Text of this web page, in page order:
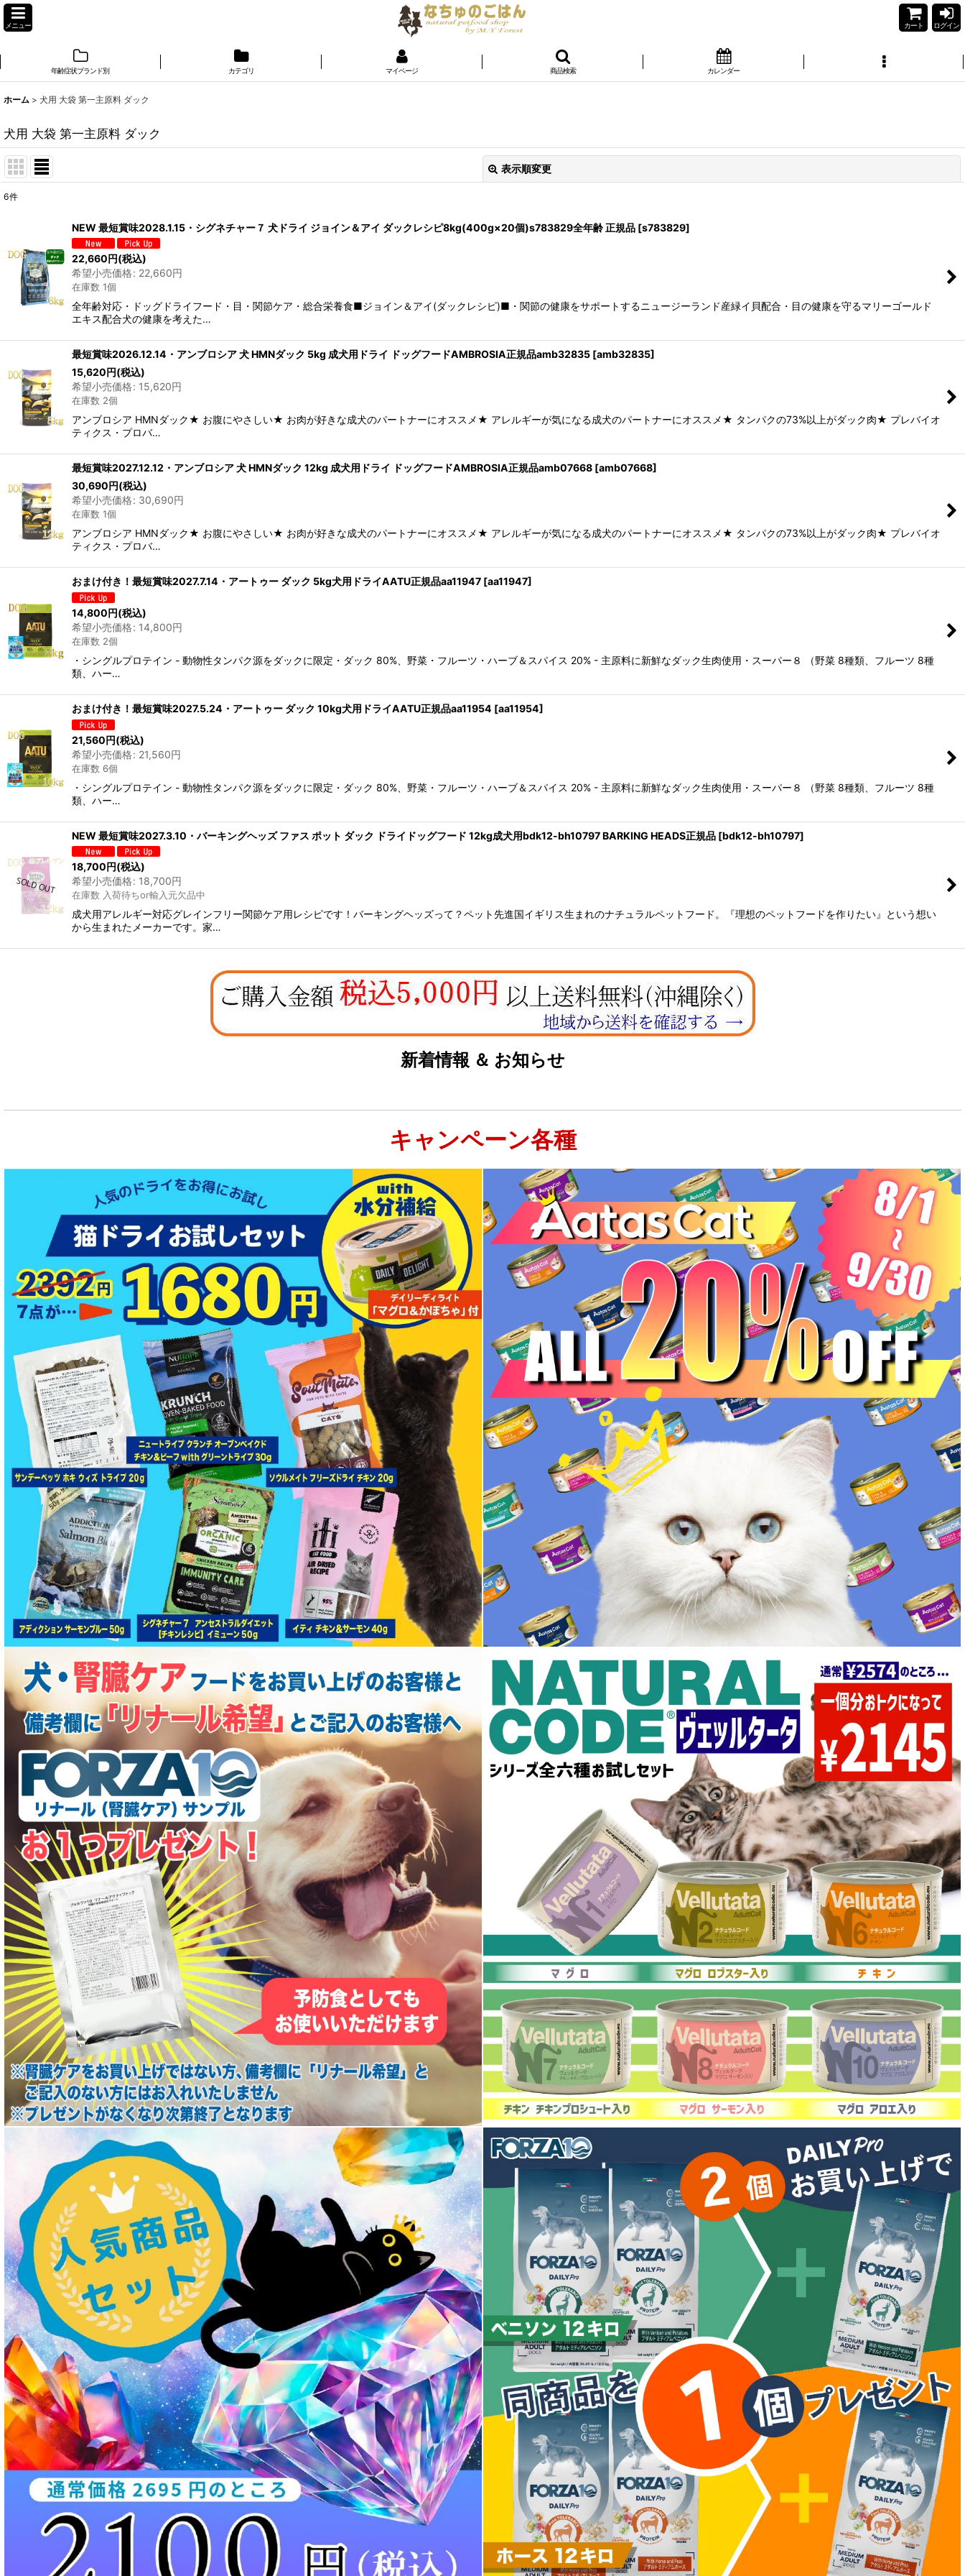
メニュー カート ログイン
年齢症状ブランド別 カテゴリ マイページ 商品検索 カレンダー
ホーム > 犬用 大袋 第一主原料 ダック
犬用 大袋 第一主原料 ダック
表示順変更
並び順:
絞り込む
6件
NEW 最短賞味2028.1.15・シグネチャー７ 犬ドライ ジョイン＆アイ ダックレシピ8kg(400g×20個)s783829全年齢 正規品 [s783829]
22,660 円(税込)
希望小売価格: 22,660円
在庫数 1個
全年齢対応・ドッグドライフード・目・関節ケア・総合栄養食■ジョイン＆アイ(ダックレシピ)■・関節の健康をサポートするニュージーランド産緑イ貝配合・目の健康を守るマリーゴールド
エキス配合犬の健康を考えた…
最短賞味2026.12.14・アンブロシア 犬 HMNダック 5kg 成犬用ドライ ドッグフードAMBROSIA正規品amb32835 [amb32835]
15,620 円(税込)
希望小売価格: 15,620円
在庫数 2個
アンブロシア HMNダック★ お腹にやさしい★ お肉が好きな成犬のパートナーにオススメ★ アレルギーが気になる成犬のパートナーにオススメ★ タンパクの73%以上がダック肉★ プレバイオ
ティクス・プロバ…
最短賞味2027.12.12・アンブロシア 犬 HMNダック 12kg 成犬用ドライ ドッグフードAMBROSIA正規品amb07668 [amb07668]
30,690 円(税込)
希望小売価格: 30,690円
在庫数 1個
アンブロシア HMNダック★ お腹にやさしい★ お肉が好きな成犬のパートナーにオススメ★ アレルギーが気になる成犬のパートナーにオススメ★ タンパクの73%以上がダック肉★ プレバイオ
ティクス・プロバ…
おまけ付き！最短賞味2027.7.14・アートゥー ダック 5kg犬用ドライAATU正規品aa11947 [aa11947]
14,800円(税込)
希望小売価格: 14,800円
在庫数 2個
・シングルプロテイン - 動物性タンパク源をダックに限定・ダック 80%、野菜・フルーツ・ハーブ＆スパイス 20% - 主原料に新鮮なダック生肉使用・スーパー８ （野菜 8種類、フルーツ 8種
類、ハー…
おまけ付き！最短賞味2027.5.24・アートゥー ダック 10kg犬用ドライAATU正規品aa11954 [aa11954]
21,560円(税込)
希望小売価格: 21,560円
在庫数 6個
・シングルプロテイン - 動物性タンパク源をダックに限定・ダック 80%、野菜・フルーツ・ハーブ＆スパイス 20% - 主原料に新鮮なダック生肉使用・スーパー８ （野菜 8種類、フルーツ 8種
類、ハー…
NEW 最短賞味2027.3.10・バーキングヘッズ ファス ポット ダック ドライドッグフード 12kg成犬用bdk12-bh10797 BARKING HEADS正規品 [bdk12-bh10797]
18,700 円(税込)
希望小売価格: 18,700円
在庫数 入荷待ちor輸入元欠品中
成犬用アレルギー対応グレインフリー関節ケア用レシピです！バーキングヘッズって？ペット先進国イギリス生まれのナチュラルペットフード。『理想のペットフードを作りたい』という想い
から生まれたメーカーです。家…
新着情報 ＆ お知らせ
キャンペーン各種